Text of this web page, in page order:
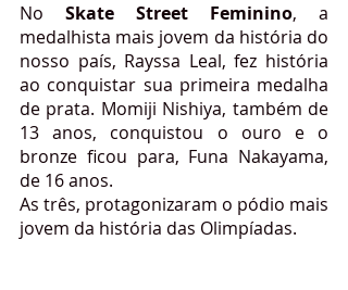
No Skate Street Feminino, a
medalhista mais jovem da história do
nosso país, Rayssa Leal, fez história
ao conquistar sua primeira medalha
de prata. Momiji Nishiya, também de
13 anos, conquistou o ouro e o
bronze ficou para, Funa Nakayama,
de 16 anos.
As três, protagonizaram o pódio mais
jovem da história das Olimpíadas.